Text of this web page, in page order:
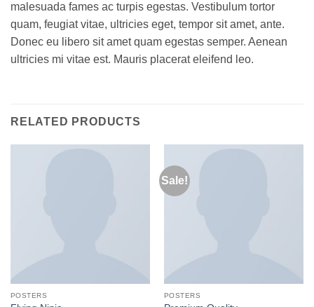
malesuada fames ac turpis egestas. Vestibulum tortor
quam, feugiat vitae, ultricies eget, tempor sit amet, ante.
Donec eu libero sit amet quam egestas semper. Aenean
ultricies mi vitae est. Mauris placerat eleifend leo.
RELATED PRODUCTS
POSTERS
Sale!
POSTERS